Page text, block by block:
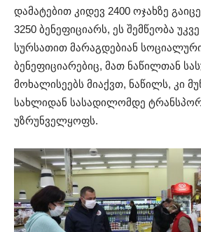
დამატებით კიდევ 2400 ოჯახზე
3250 ბენეფიციარს, ეს შემწეობა
სურსათით მარაგდებიან
ბენეფიციარებიც, მათ ნაწილთან
მოხალისეებს მიაქვთ, ნაწილს, კი
სახლიდან სასადილომდე
უზრუნველყოფს.